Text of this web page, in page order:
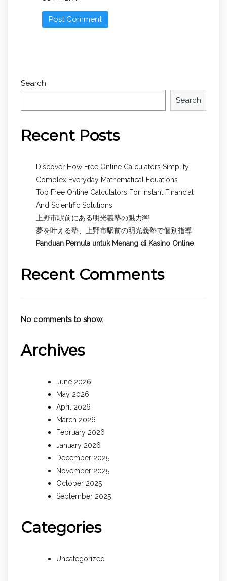
Search
Search
Recent Posts
Discover How Free Online Calculators Simplify
Complex Everyday Mathematical Equations
Top Free Online Calculators For Instant Financial
And Scientific Solutions
上野市駅前にある明光義塾の魅力￼
夢を叶える塾、上野市駅前の明光義塾で個別指導
Panduan Pemula untuk Menang di Kasino Online
Recent Comments
No comments to show.
Archives
June 2026
May 2026
April 2026
March 2026
February 2026
January 2026
December 2025
November 2025
October 2025
September 2025
Categories
Uncategorized